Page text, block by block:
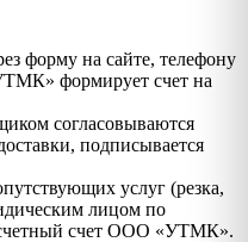
форму на сайте, телефону
формирует счет на
согласовываются
подписывается
услуг (резка,
лицом по
счет ООО «УТМК».